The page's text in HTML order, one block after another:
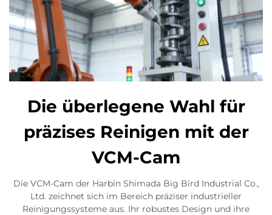
Die überlegene Wahl für
präzises Reinigen mit der
VCM-Cam
Die VCM-Cam der Harbin Shimada Big Bird Industrial Co.,
Ltd. zeichnet sich im Bereich präziser industrieller
Reinigungssysteme aus. Ihr robustes Design und ihre